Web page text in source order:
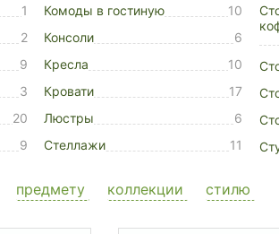
1
2
9
3
20
9
Комоды в гостиную
10
Консоли
6
Кресла
10
Кровати
17
Люстры
6
Стеллажи
11
предмету коллекции стилю